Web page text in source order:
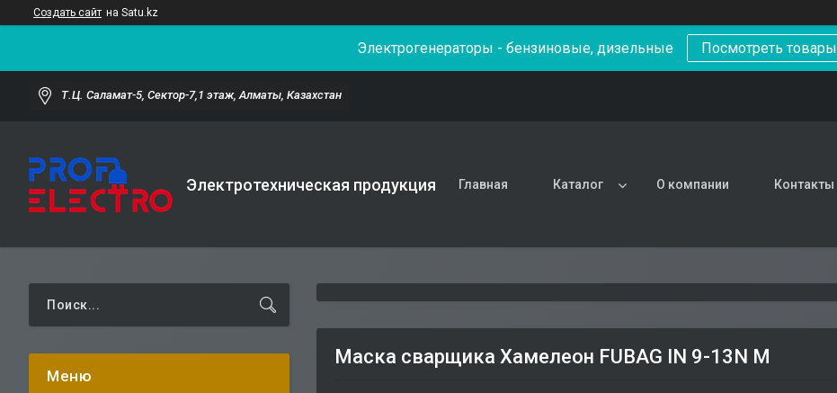
Создать сайт на Satu.kz
Электрогенераторы - бензиновые, дизельные Посмотреть товары
Т.Ц. Саламат-5, Cектор-7,1 этаж, Алматы, Казахстан
Электротехническая продукция Главная Каталог О компании Контакты
Маска сварщика Хамелеон FUBAG IN 9-13N M